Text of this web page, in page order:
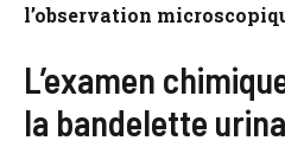
l’observation
L’examen
la bandelette